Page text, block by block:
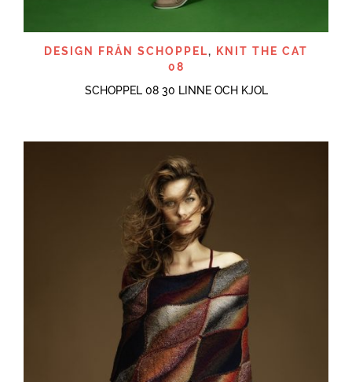
DESIGN FRÅN SCHOPPEL,
KNIT THE CAT
08
SCHOPPEL 08 30 LINNE OCH KJOL